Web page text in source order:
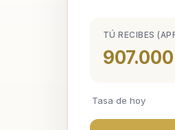
TÚ RECIBES
907.000
Tasa de hoy